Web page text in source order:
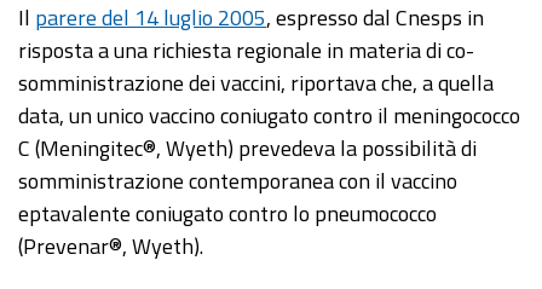
Il parere del 14 luglio 2005, espresso dal Cnesps in
risposta a una richiesta regionale in materia di co-
somministrazione dei vaccini, riportava che, a quella
data, un unico vaccino coniugato contro il meningococco
C (Meningitec®, Wyeth) prevedeva la possibilità di
somministrazione contemporanea con il vaccino
eptavalente coniugato contro lo pneumococco
(Prevenar®, Wyeth).